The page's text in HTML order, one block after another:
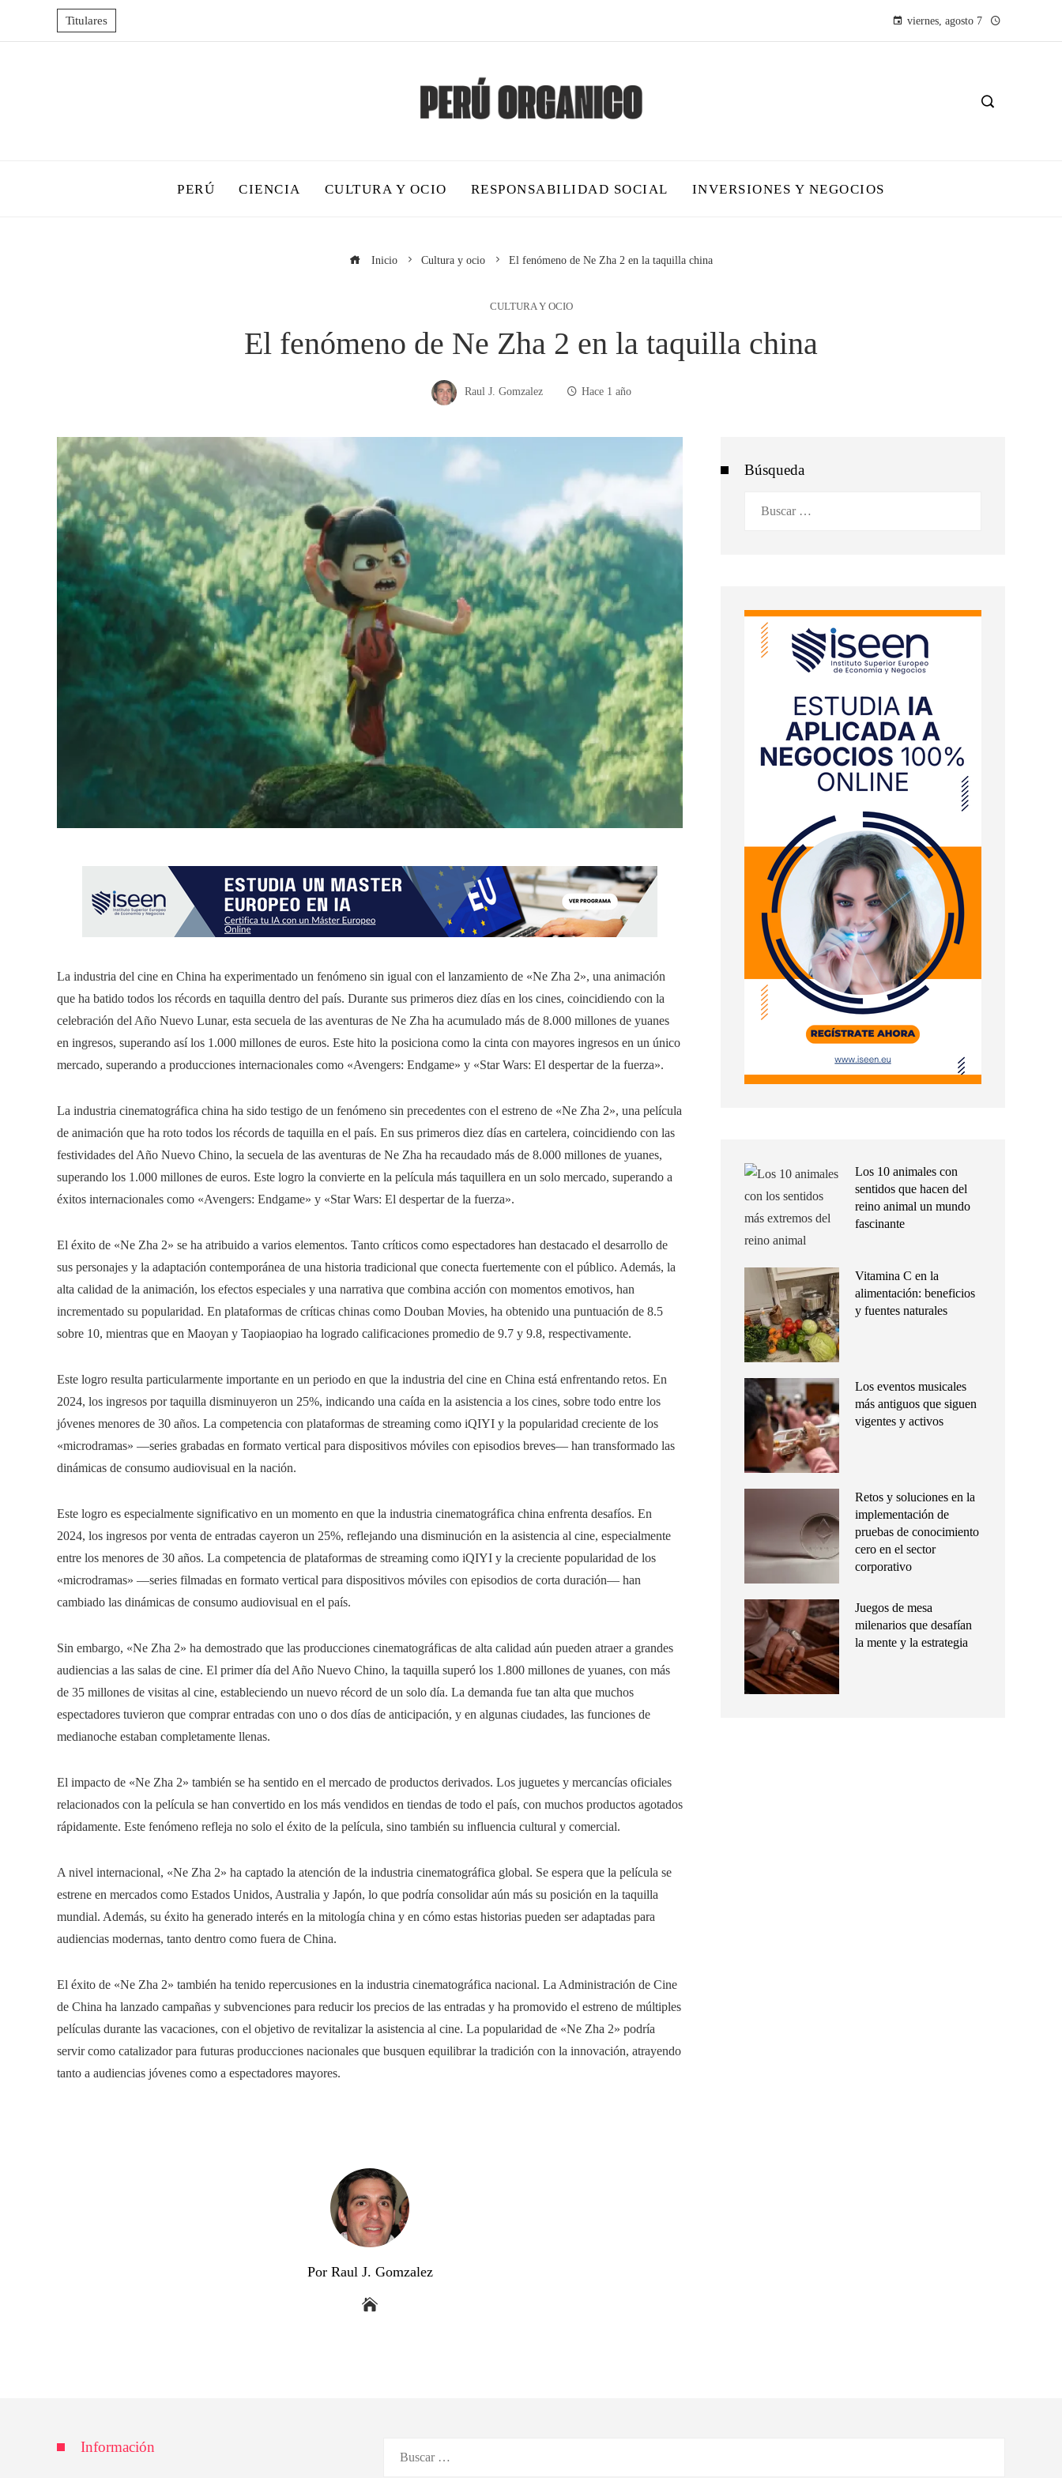
Titulares viernes, agosto 7
PERÚ CIENCIA CULTURA Y OCIO RESPONSABILIDAD SOCIAL INVERSIONES Y NEGOCIOS
Inicio Cultura y ocio El fenómeno de Ne Zha 2 en la taquilla china
CULTURA Y OCIO
El fenómeno de Ne Zha 2 en la taquilla china
Raul J. Gomzalez Hace 1 año
La industria del cine en China ha experimentado un fenómeno sin igual con el lanzamiento de «Ne Zha 2», una animación
que ha batido todos los récords en taquilla dentro del país. Durante sus primeros diez días en los cines, coincidiendo con la
celebración del Año Nuevo Lunar, esta secuela de las aventuras de Ne Zha ha acumulado más de 8.000 millones de yuanes
en ingresos, superando así los 1.000 millones de euros. Este hito la posiciona como la cinta con mayores ingresos en un único
mercado, superando a producciones internacionales como «Avengers: Endgame» y «Star Wars: El despertar de la fuerza».
La industria cinematográfica china ha sido testigo de un fenómeno sin precedentes con el estreno de «Ne Zha 2», una película
de animación que ha roto todos los récords de taquilla en el país. En sus primeros diez días en cartelera, coincidiendo con las
festividades del Año Nuevo Chino, la secuela de las aventuras de Ne Zha ha recaudado más de 8.000 millones de yuanes,
superando los 1.000 millones de euros. Este logro la convierte en la película más taquillera en un solo mercado, superando a
éxitos internacionales como «Avengers: Endgame» y «Star Wars: El despertar de la fuerza».
El éxito de «Ne Zha 2» se ha atribuido a varios elementos. Tanto críticos como espectadores han destacado el desarrollo de
sus personajes y la adaptación contemporánea de una historia tradicional que conecta fuertemente con el público. Además, la
alta calidad de la animación, los efectos especiales y una narrativa que combina acción con momentos emotivos, han
incrementado su popularidad. En plataformas de críticas chinas como Douban Movies, ha obtenido una puntuación de 8.5
sobre 10, mientras que en Maoyan y Taopiaopiao ha logrado calificaciones promedio de 9.7 y 9.8, respectivamente.
Este logro resulta particularmente importante en un periodo en que la industria del cine en China está enfrentando retos. En
2024, los ingresos por taquilla disminuyeron un 25%, indicando una caída en la asistencia a los cines, sobre todo entre los
jóvenes menores de 30 años. La competencia con plataformas de streaming como iQIYI y la popularidad creciente de los
«microdramas» —series grabadas en formato vertical para dispositivos móviles con episodios breves— han transformado las
dinámicas de consumo audiovisual en la nación.
Este logro es especialmente significativo en un momento en que la industria cinematográfica china enfrenta desafíos. En
2024, los ingresos por venta de entradas cayeron un 25%, reflejando una disminución en la asistencia al cine, especialmente
entre los menores de 30 años. La competencia de plataformas de streaming como iQIYI y la creciente popularidad de los
«microdramas» —series filmadas en formato vertical para dispositivos móviles con episodios de corta duración— han
cambiado las dinámicas de consumo audiovisual en el país.
Sin embargo, «Ne Zha 2» ha demostrado que las producciones cinematográficas de alta calidad aún pueden atraer a grandes
audiencias a las salas de cine. El primer día del Año Nuevo Chino, la taquilla superó los 1.800 millones de yuanes, con más
de 35 millones de visitas al cine, estableciendo un nuevo récord de un solo día. La demanda fue tan alta que muchos
espectadores tuvieron que comprar entradas con uno o dos días de anticipación, y en algunas ciudades, las funciones de
medianoche estaban completamente llenas.
El impacto de «Ne Zha 2» también se ha sentido en el mercado de productos derivados. Los juguetes y mercancías oficiales
relacionados con la película se han convertido en los más vendidos en tiendas de todo el país, con muchos productos agotados
rápidamente. Este fenómeno refleja no solo el éxito de la película, sino también su influencia cultural y comercial.
A nivel internacional, «Ne Zha 2» ha captado la atención de la industria cinematográfica global. Se espera que la película se
estrene en mercados como Estados Unidos, Australia y Japón, lo que podría consolidar aún más su posición en la taquilla
mundial. Además, su éxito ha generado interés en la mitología china y en cómo estas historias pueden ser adaptadas para
audiencias modernas, tanto dentro como fuera de China.
El éxito de «Ne Zha 2» también ha tenido repercusiones en la industria cinematográfica nacional. La Administración de Cine
de China ha lanzado campañas y subvenciones para reducir los precios de las entradas y ha promovido el estreno de múltiples
películas durante las vacaciones, con el objetivo de revitalizar la asistencia al cine. La popularidad de «Ne Zha 2» podría
servir como catalizador para futuras producciones nacionales que busquen equilibrar la tradición con la innovación, atrayendo
tanto a audiencias jóvenes como a espectadores mayores.
Por Raul J. Gomzalez
Búsqueda
Los 10 animales con
sentidos que hacen del
reino animal un mundo
fascinante
Vitamina C en la
alimentación: beneficios
y fuentes naturales
Los eventos musicales
más antiguos que siguen
vigentes y activos
Retos y soluciones en la
implementación de
pruebas de conocimiento
cero en el sector
corporativo
Juegos de mesa
milenarios que desafían
la mente y la estrategia
Información